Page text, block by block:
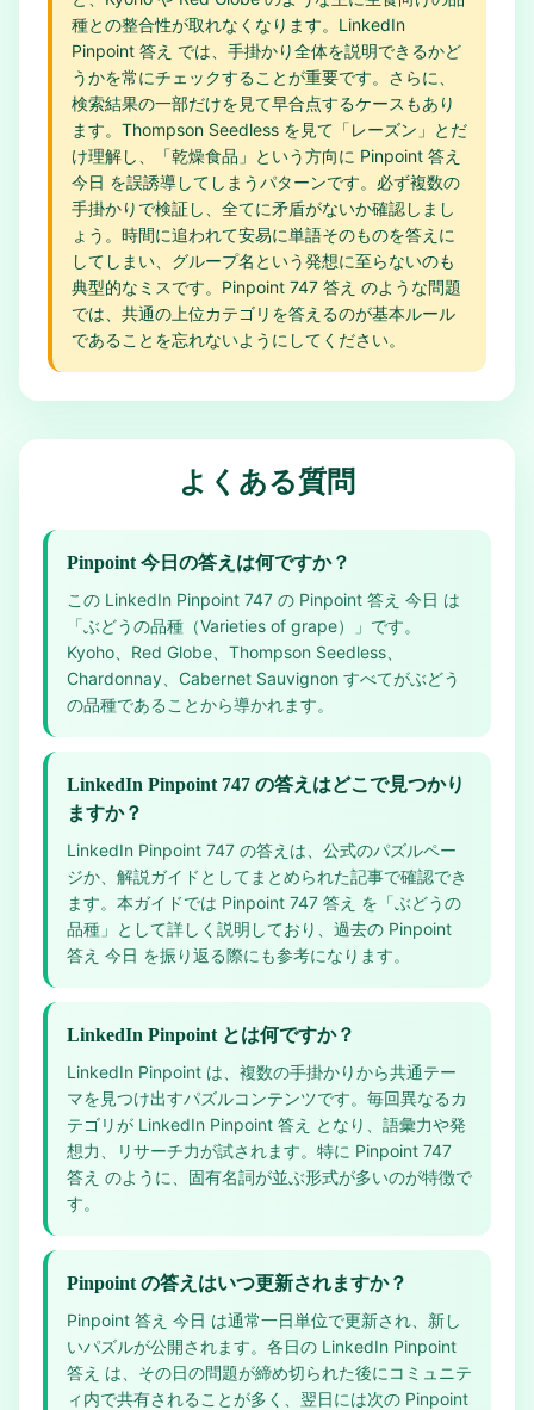
種との整合性が取れなくなります。LinkedIn
Pinpoint 答え では、手掛かり全体を説明できるかど
うかを常にチェックすることが重要です。さらに、
検索結果の一部だけを見て早合点するケースもあり
ます。Thompson Seedless を見て「レーズン」とだ
け理解し、「乾燥食品」という方向に Pinpoint 答え
今日 を誤誘導してしまうパターンです。必ず複数の
手掛かりで検証し、全てに矛盾がないか確認しまし
ょう。時間に追われて安易に単語そのものを答えに
してしまい、グループ名という発想に至らないのも
典型的なミスです。Pinpoint 747 答え のような問題
では、共通の上位カテゴリを答えるのが基本ルール
であることを忘れないようにしてください。
よくある質問
Pinpoint 今日の答えは何ですか？
この LinkedIn Pinpoint 747 の Pinpoint 答え 今日 は
「ぶどうの品種（Varieties of grape）」です。
Kyoho、Red Globe、Thompson Seedless、
Chardonnay、Cabernet Sauvignon すべてがぶどう
の品種であることから導かれます。
LinkedIn Pinpoint 747 の答えはどこで見つかり
ますか？
LinkedIn Pinpoint 747 の答えは、公式のパズルペー
ジか、解説ガイドとしてまとめられた記事で確認でき
ます。本ガイドでは Pinpoint 747 答え を「ぶどうの
品種」として詳しく説明しており、過去の Pinpoint
答え 今日 を振り返る際にも参考になります。
LinkedIn Pinpoint とは何ですか？
LinkedIn Pinpoint は、複数の手掛かりから共通テー
マを見つけ出すパズルコンテンツです。毎回異なるカ
テゴリが LinkedIn Pinpoint 答え となり、語彙力や発
想力、リサーチ力が試されます。特に Pinpoint 747
答え のように、固有名詞が並ぶ形式が多いのが特徴で
す。
Pinpoint の答えはいつ更新されますか？
Pinpoint 答え 今日 は通常一日単位で更新され、新し
いパズルが公開されます。各日の LinkedIn Pinpoint
答え は、その日の問題が締め切られた後にコミュニテ
ィ内で共有されることが多く、翌日には次の Pinpoint